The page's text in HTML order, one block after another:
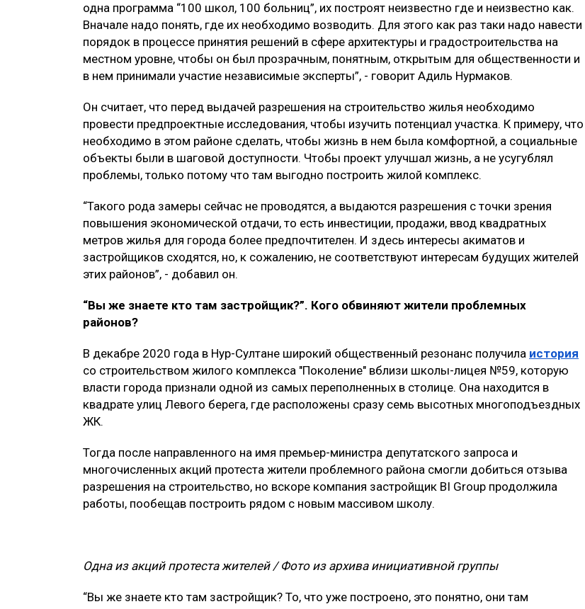
одна программа “100 школ, 100 больниц”, их построят неизвестно где и неизвестно как.
Вначале надо понять, где их необходимо возводить. Для этого как раз таки надо навести
порядок в процессе принятия решений в сфере архитектуры и градостроительства на
местном уровне, чтобы он был прозрачным, понятным, открытым для общественности и
в нем принимали участие независимые эксперты”, - говорит Адиль Нурмаков.
Он считает, что перед выдачей разрешения на строительство жилья необходимо
провести предпроектные исследования, чтобы изучить потенциал участка. К примеру, что
необходимо в этом районе сделать, чтобы жизнь в нем была комфортной, а социальные
объекты были в шаговой доступности. Чтобы проект улучшал жизнь, а не усугублял
проблемы, только потому что там выгодно построить жилой комплекс.
“Такого рода замеры сейчас не проводятся, а выдаются разрешения с точки зрения
повышения экономической отдачи, то есть инвестиции, продажи, ввод квадратных
метров жилья для города более предпочтителен. И здесь интересы акиматов и
застройщиков сходятся, но, к сожалению, не соответствуют интересам будущих жителей
этих районов”, - добавил он.
“Вы же знаете кто там застройщик?”. Кого обвиняют жители проблемных
районов?
В декабре 2020 года в Нур-Султане широкий общественный резонанс получила история
со строительством жилого комплекса "Поколение" вблизи школы-лицея №59, которую
власти города признали одной из самых переполненных в столице. Она находится в
квадрате улиц Левого берега, где расположены сразу семь высотных многоподъездных
ЖК.
Тогда после направленного на имя премьер-министра депутатского запроса и
многочисленных акций протеста жители проблемного района смогли добиться отзыва
разрешения на строительство, но вскоре компания застройщик BI Group продолжила
работы, пообещав построить рядом с новым массивом школу.
Одна из акций протеста жителей/ Фото из архива инициативной группы
“Вы же знаете кто там застройщик? То, что уже построено, это понятно, они там